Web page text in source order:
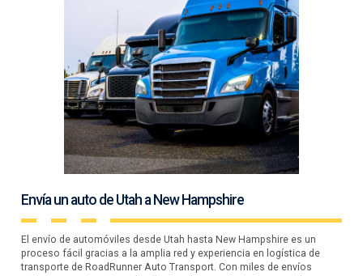
Envía un auto de Utah a New Hampshire
El envío de automóviles desde Utah hasta New Hampshire es un
proceso fácil gracias a la amplia red y experiencia en logística de
transporte de RoadRunner Auto Transport. Con miles de envíos